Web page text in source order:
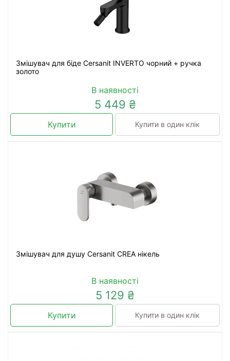
Змішувач для біде Cersanit INVERTO чорний + ручка
золото
В наявності
5 449 ₴
Купити Купити в один клік
Змішувач для душу Cersanit CREA нікель
В наявності
5 129 ₴
Купити Купити в один клік